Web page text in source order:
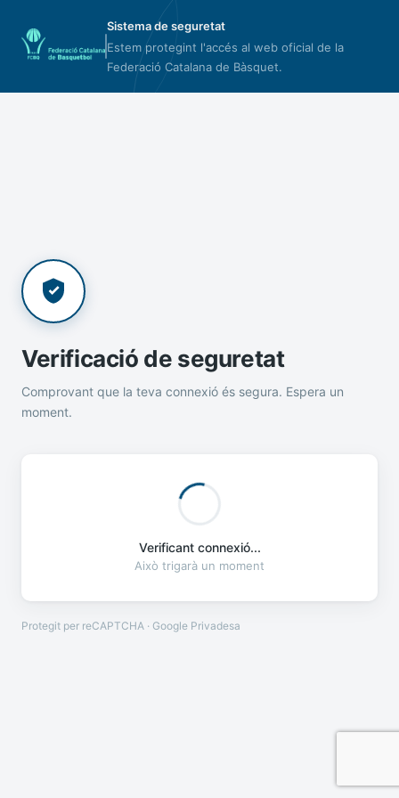
Sistema de seguretat
Estem protegint l'accés al web oficial de la
Federació Catalana de Bàsquet.
Verificació de seguretat
Comprovant que la teva connexió és segura. Espera un
moment.
Verificant connexió...
Això trigarà un moment
Protegit per reCAPTCHA · Google Privadesa